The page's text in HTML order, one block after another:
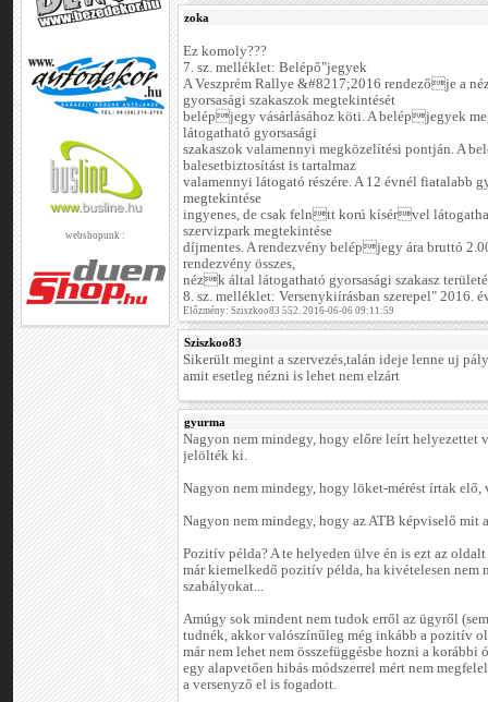
webshopunk :
zoka
Ez komoly???
7. sz. melléklet: Belépő"jegyek
A Veszprém Rallye &#8217;2016 rendezője a
gyorsasági szakaszok megtekintését
belépjegy vásárlásához köti. A belépjegyek
látogatható gyorsasági
szakaszok valamennyi megközelítési pontján. A
balesetbiztosítást is tartalmaz
valamennyi látogató részére. A 12 évnél fiatalabb
megtekintése
ingyenes, de csak felntt korú kísérvel
szervizpark megtekintése
díjmentes. A rendezvény belépjegy ára bruttó
rendezvény összes,
nézk által látogatható gyorsasági szakasz
8. sz. melléklet: Versenykiírásban szerepel" 2016.
Előzmény: Sziszkoo83 552. 2016-06-06 09:11:59
Sziszkoo83
Sikerült megint a szervezés,talán ideje lenne uj
amit esetleg nézni is lehet nem elzárt
gyurma
Nagyon nem mindegy, hogy előre leírt
jelölték ki.
Nagyon nem mindegy, hogy löket-mérést írtak elő,
Nagyon nem mindegy, hogy az ATB képviselő mit
Pozitív példa? A te helyeden ülve én is ezt az
már kiemelkedő pozitív példa, ha kivételesen nem
szabályokat...
Amúgy sok mindent nem tudok erről az ügyről
tudnék, akkor valószínűleg még inkább a pozitív
már nem lehet nem összefüggésbe hozni a korábbi
egy alapvetően hibás módszerrel mért nem
a versenyző el is fogadott.